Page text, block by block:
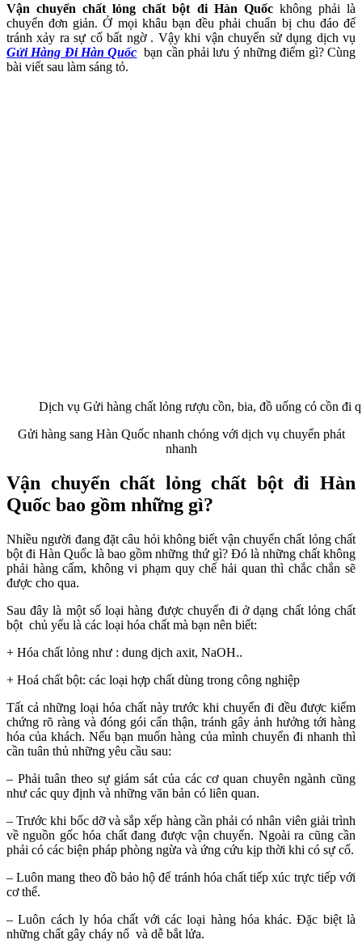
Vận chuyển chất lỏng chất bột đi Hàn Quốckhông phải là
chuyển đơn giản. Ở mọi khâu bạn đều phải chuẩn bị chu đáo để
tránh xảy ra sự cố bất ngờ . Vậy khi vận chuyển sử dụng dịch vụ
Gửi Hàng Đi Hàn Quốc bạn cần phải lưu ý những điểm gì? Cùng
bài viết sau làm sáng tỏ.
Dịch vụ Gửi hàng chất lỏng rượu cồn, bia, đồ uống có cồn đi
Gửi hàng sang Hàn Quốc nhanh chóng với dịch vụ chuyển phát
nhanh
Vận chuyển chất lỏng chất bột đi Hàn
Quốc bao gồm những gì?
Nhiều người đang đặt câu hỏi không biết vận chuyển chất lỏng chất
bột đi Hàn Quốc là bao gồm những thứ gì? Đó là những chất không
phải hàng cấm, không vi phạm quy chế hải quan thì chắc chắn sẽ
được cho qua.
Sau đây là một số loại hàng được chuyển đi ở dạng chất lỏng chất
bột chủ yếu là các loại hóa chất mà bạn nên biết:
+ Hóa chất lỏng như : dung dịch axit, NaOH..
+ Hoá chất bột: các loại hợp chất dùng trong công nghiệp
Tất cả những loại hóa chất này trước khi chuyển đi đều được kiểm
chứng rõ ràng và đóng gói cẩn thận, tránh gây ảnh hưởng tới hàng
hóa của khách. Nếu bạn muốn hàng của mình chuyển đi nhanh thì
cần tuân thủ những yêu cầu sau:
– Phải tuân theo sự giám sát của các cơ quan chuyên ngành cũng
như các quy định và những văn bản có liên quan.
– Trước khi bốc dỡ và sắp xếp hàng cần phải có nhân viên giải trình
về nguồn gốc hóa chất đang được vận chuyển. Ngoài ra cũng cần
phải có các biện pháp phòng ngừa và ứng cứu kịp thời khi có sự cố.
– Luôn mang theo đồ bảo hộ để tránh hóa chất tiếp xúc trực tiếp với
cơ thể.
– Luôn cách ly hóa chất với các loại hàng hóa khác. Đặc biệt là
những chất gây cháy nổ và dễ bắt lửa.